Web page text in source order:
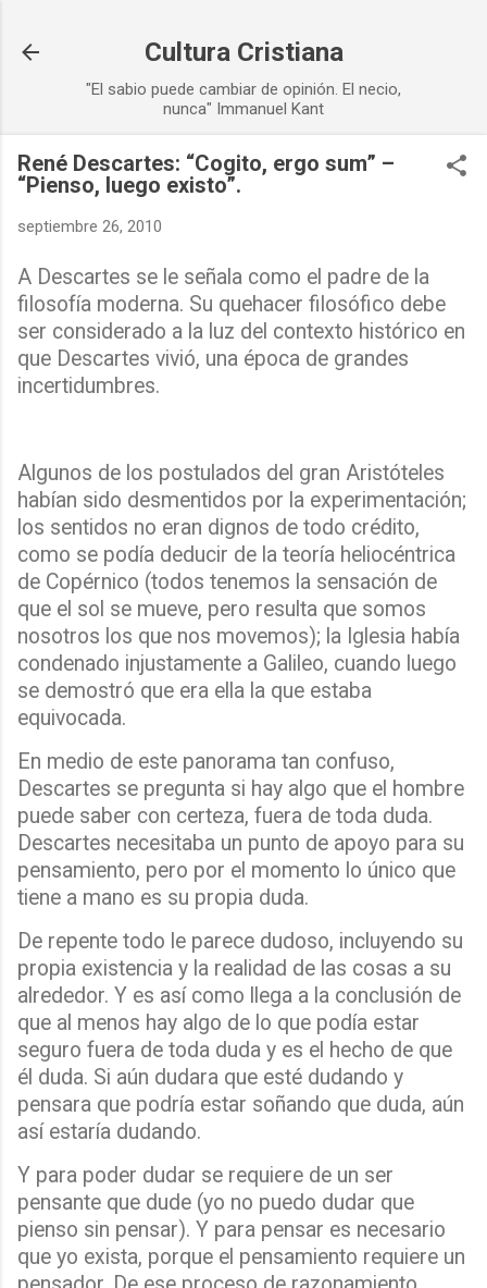
Cultura Cristiana
"El sabio puede cambiar de opinión. El necio,
nunca" Immanuel Kant
René Descartes: “Cogito, ergo sum” –
“Pienso, luego existo”.
septiembre 26, 2010
A Descartes se le señala como el padre de la
filosofía moderna. Su quehacer filosófico debe
ser considerado a la luz del contexto histórico en
que Descartes vivió, una época de grandes
incertidumbres.
Algunos de los postulados del gran Aristóteles
habían sido desmentidos por la experimentación;
los sentidos no eran dignos de todo crédito,
como se podía deducir de la teoría heliocéntrica
de Copérnico (todos tenemos la sensación de
que el sol se mueve, pero resulta que somos
nosotros los que nos movemos); la Iglesia había
condenado injustamente a Galileo, cuando luego
se demostró que era ella la que estaba
equivocada.
En medio de este panorama tan confuso,
Descartes se pregunta si hay algo que el hombre
puede saber con certeza, fuera de toda duda.
Descartes necesitaba un punto de apoyo para su
pensamiento, pero por el momento lo único que
tiene a mano es su propia duda.
De repente todo le parece dudoso, incluyendo su
propia existencia y la realidad de las cosas a su
alrededor. Y es así como llega a la conclusión de
que al menos hay algo de lo que podía estar
seguro fuera de toda duda y es el hecho de que
él duda. Si aún dudara que esté dudando y
pensara que podría estar soñando que duda, aún
así estaría dudando.
Y para poder dudar se requiere de un ser
pensante que dude (yo no puedo dudar que
pienso sin pensar). Y para pensar es necesario
que yo exista, porque el pensamiento requiere un